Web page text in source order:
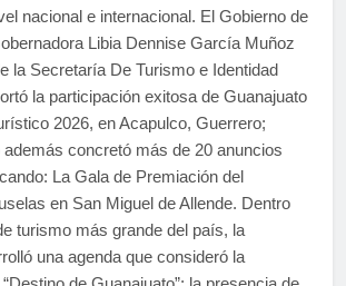
nacional e internacional. El Gobierno de
Libia Dennise García Muñoz
la Secretaría De Turismo e Identidad
la participación exitosa de Guanajuato
2026, en Acapulco, Guerrero;
concretó más de 20 anuncios
La Gala de Premiación del
en San Miguel de Allende. Dentro
turismo más grande del país, la
una agenda que consideró la